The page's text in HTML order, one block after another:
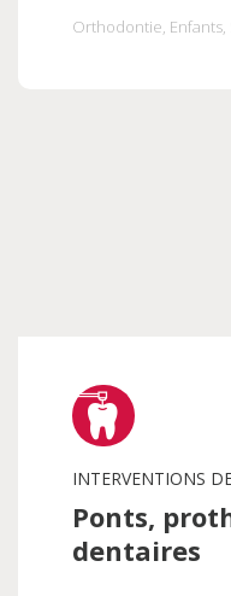
Orthodontie, Enfants
INTERVENTIONS
Ponts,
dentaires